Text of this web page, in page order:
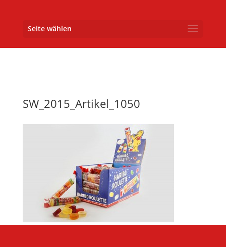
Seite wählen
SW_2015_Artikel_1050